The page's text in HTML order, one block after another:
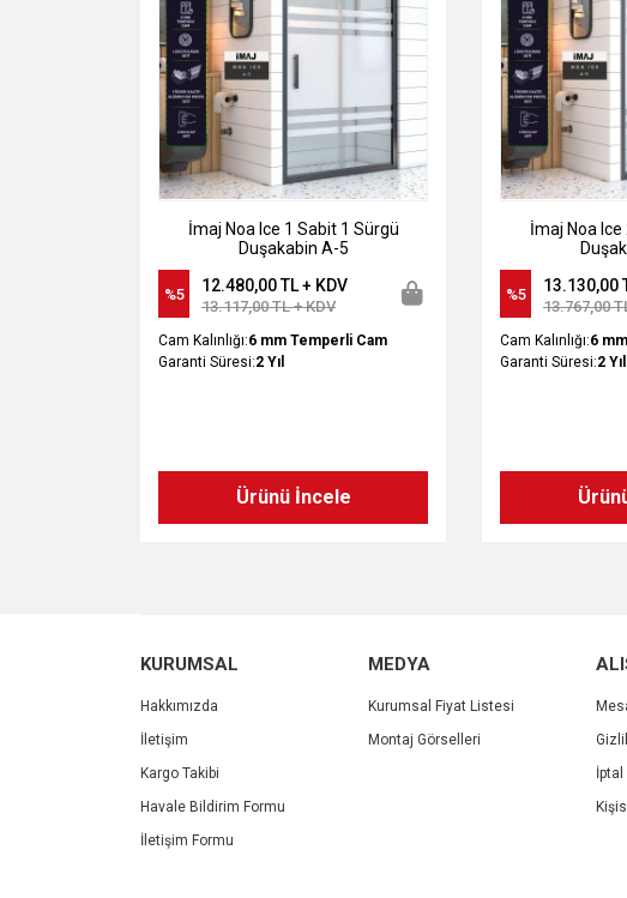
İmaj Noa Ice 1 Sabit 1 Sürgü
Duşakabin A-5
%5 12.480,00 TL + KDV
13.117,00 TL + KDV
Cam Kalınlığı:6 mm Temperli Cam
Garanti Süresi:2 Yıl
Ürünü İncele
İmaj Noa
%5 13.130,00
13.767,00
Cam Kalınlığı:6
Garanti Süresi:2 Yıl
KURUMSAL
Hakkımızda
İletişim
Kargo Takibi
Havale Bildirim Formu
İletişim Formu
MEDYA
Kurumsal Fiyat Listesi
Montaj Görselleri
İptal